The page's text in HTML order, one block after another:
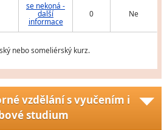
se nekoná -
další
informace
0 Ne
nebo someliérský kurz.
vzdělání s vyučením i
studium